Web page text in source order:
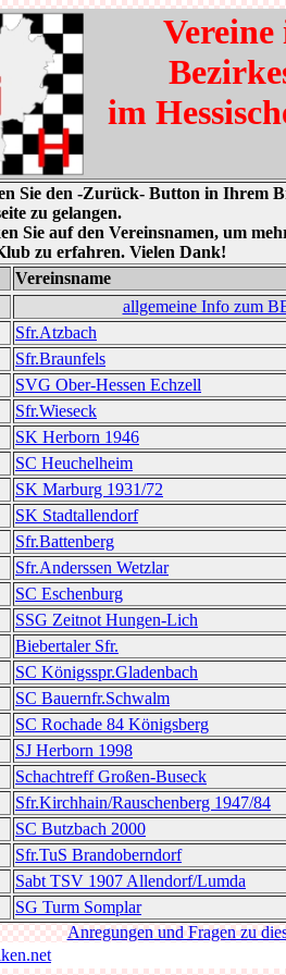
Vereine
im
Sie den -Zurück- Button in Ihrem
zu gelangen.
Sie auf den Vereinsnamen, um
zu erfahren. Vielen Dank!
Vereinsname
allgemeine Info zum
Sfr.Atzbach
Sfr.Braunfels
SVG Ober-Hessen Echzell
Sfr.Wieseck
SK Herborn 1946
SC Heuchelheim
SK Marburg 1931/72
SK Stadtallendorf
Sfr.Battenberg
Sfr.Anderssen Wetzlar
SC Eschenburg
SSG Zeitnot Hungen-Lich
Biebertaler Sfr.
SC Königsspr.Gladenbach
SC Bauernfr.Schwalm
SC Rochade 84 Königsberg
SJ Herborn 1998
Schachtreff Großen-Buseck
Sfr.Kirchhain/Rauschenberg 1947/84
SC Butzbach 2000
Sfr.TuS Brandoberndorf
Sabt TSV 1907 Allendorf/Lumda
SG Turm Somplar
Anregungen und Fragen zu